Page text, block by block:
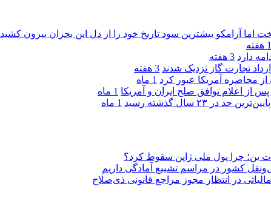
اما آرامکو بیشترین سود تاریخ خود را از دل این بحران بیرون کشید
1 هفته
دارد 3 هفته
تجارت گاز نزدیک شدند 3 هفته
1 ماه
از اعلام توافق صلح ایران و آمریکا 1 ماه
۲۳ سال گذشته رسید
1 ماه
ین؛ چرا پول ملی ژاپن سقوط کرد؟
کشور در مراسم تشییع آمادگی داریم
در انتظار مجوز مراجع قانونی ذی‌‏صلاح